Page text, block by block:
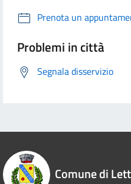
Prenota un
Problemi in città
Segnala disservizio
Comune di